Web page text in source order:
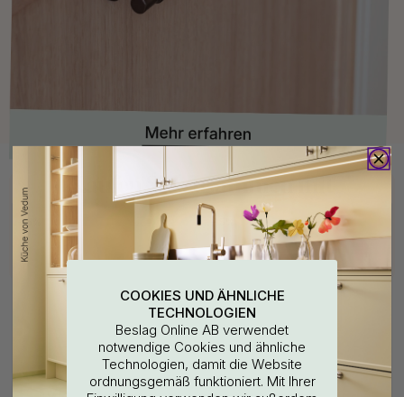
Kaufen Sie zusammen mit
15
COOKIES UND ÄHNLICHE
TECHNOLOGIEN
Beslag Online AB verwendet
notwendige Cookies und ähnliche
Technologien, damit die Website
ordnungsgemäß funktioniert. Mit Ihrer